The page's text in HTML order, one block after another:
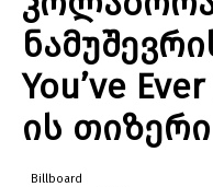
You’ve
ის
Billboard